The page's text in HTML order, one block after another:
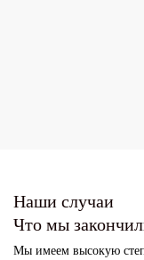
Наши случаи
Что мы
Мы имеем высокую